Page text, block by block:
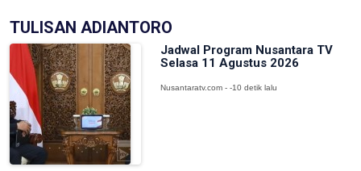
TULISAN ADIANTORO
Jadwal Program Nusantara TV
Selasa 11 Agustus 2026
Nusantaratv.com - -10 detik lalu